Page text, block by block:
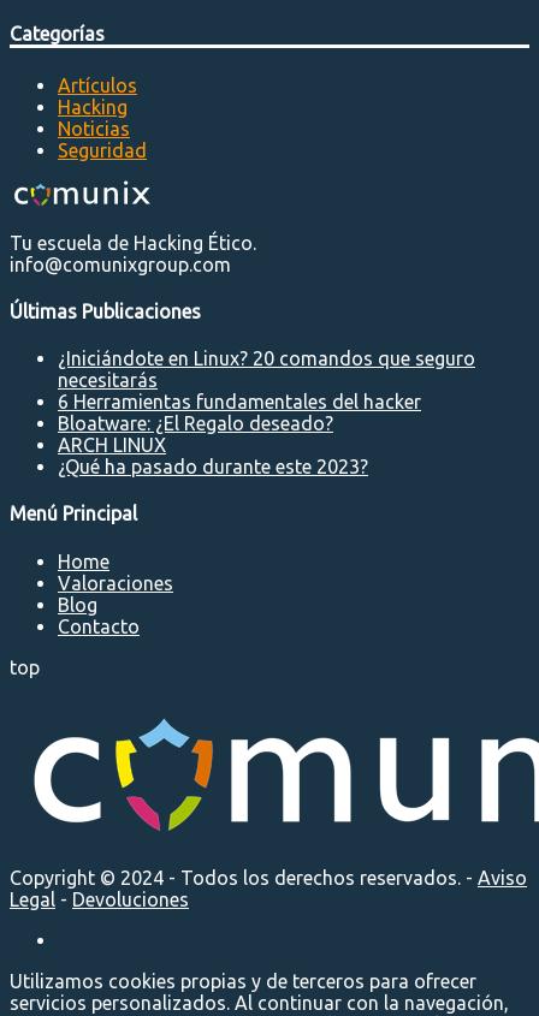
Categorías
Artículos
Hacking
Noticias
Seguridad
Tu escuela de Hacking Ético.
info@comunixgroup.com
Últimas Publicaciones
¿Iniciándote en Linux? 20 comandos que seguro
necesitarás
6 Herramientas fundamentales del hacker
Bloatware: ¿El Regalo deseado?
ARCH LINUX
¿Qué ha pasado durante este 2023?
Menú Principal
Home
Valoraciones
Blog
Contacto
top
Copyright © 2024 - Todos los derechos reservados. - Aviso
Legal - Devoluciones
Utilizamos cookies propias y de terceros para ofrecer
servicios personalizados. Al continuar con la navegación,